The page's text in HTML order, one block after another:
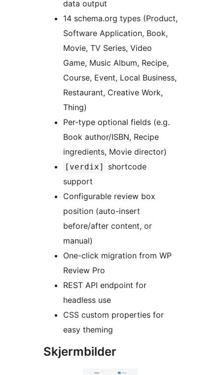
data output
14 schema.org types (Product,
Software Application, Book,
Movie, TV Series, Video
Game, Music Album, Recipe,
Course, Event, Local Business,
Restaurant, Creative Work,
Thing)
Per-type optional fields (e.g.
Book author/ISBN, Recipe
ingredients, Movie director)
[verdix]
shortcode
support
Configurable review box
position (auto-insert
before/after content, or
manual)
One-click migration from WP
Review Pro
REST API endpoint for
headless use
CSS custom properties for
easy theming
Skjermbilder